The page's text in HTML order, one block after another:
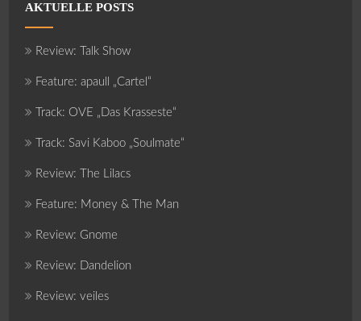
AKTUELLE POSTS
Review: Talk Show
Feature: apaull „Cartel“
Track: OVE „Das Krasseste“
Track: Savi Kaboo „Soulmate“
Review: The Lilacs
Feature: Money & The Man
Review: Gnome
Review: Dandelion
Review: veiles